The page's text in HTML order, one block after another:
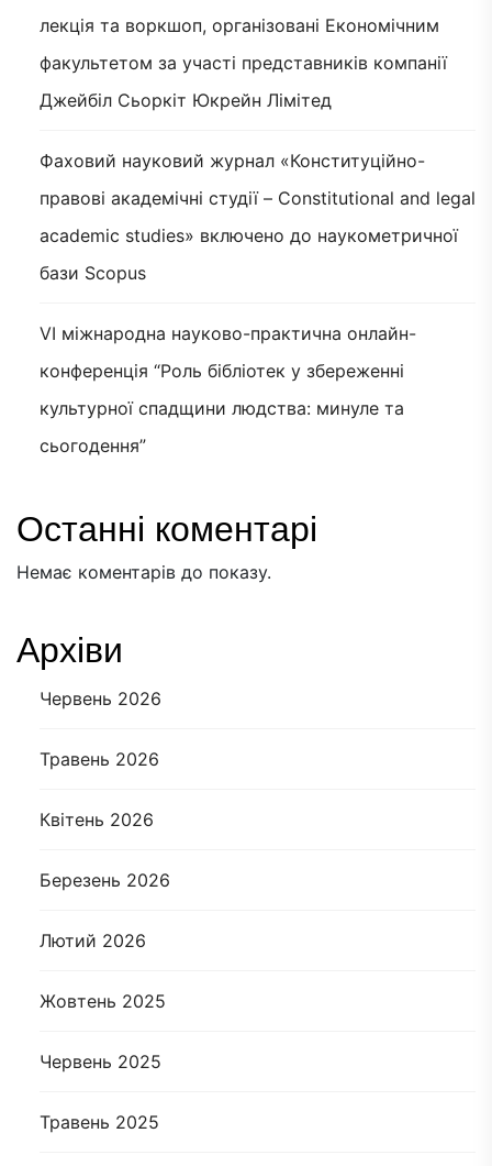
лекція та воркшоп, організовані Економічним
факультетом за участі представників компанії
Джейбіл Сьоркіт Юкрейн Лімітед
Фаховий науковий журнал «Конституційно-
правові академічні студії – Constitutional and legal
academic studies» включено до наукометричної
бази Scopus
VI міжнародна науково-практична онлайн-
конференція “Роль бібліотек у збереженні
культурної спадщини людства: минуле та
сьогодення”
Останні коментарі
Немає коментарів до показу.
Архіви
Червень 2026
Травень 2026
Квітень 2026
Березень 2026
Лютий 2026
Жовтень 2025
Червень 2025
Травень 2025